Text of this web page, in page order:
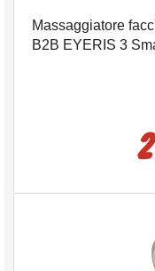
Massaggiatore
B2B EYERIS 3